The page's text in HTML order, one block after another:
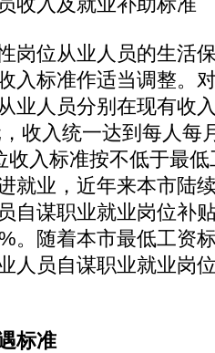
位从业人员的生活
入标准作适当调整。
业人员分别在现有收
收入统一达到每人每
收入标准按不低于最
就业，近年来本市陆
自谋职业就业岗位补
。随着本市最低工资
人员自谋职业就业岗
标准